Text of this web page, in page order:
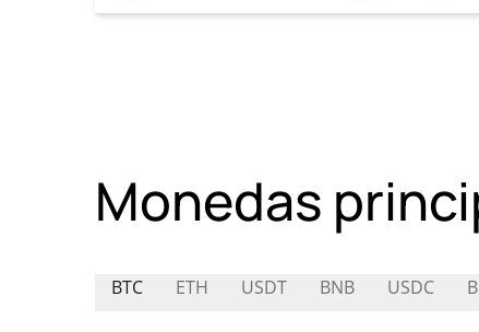
Monedas
BTC ETH USDT BNB USDC